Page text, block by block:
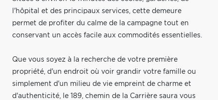
l'hôpital et des principaux services, cette demeure
permet de profiter du calme de la campagne tout en
conservant un accès facile aux commodités essentielles.
Que vous soyez à la recherche de votre première
propriété, d'un endroit où voir grandir votre famille ou
simplement d'un milieu de vie empreint de charme et
d'authenticité, le 189, chemin de la Carrière saura vous